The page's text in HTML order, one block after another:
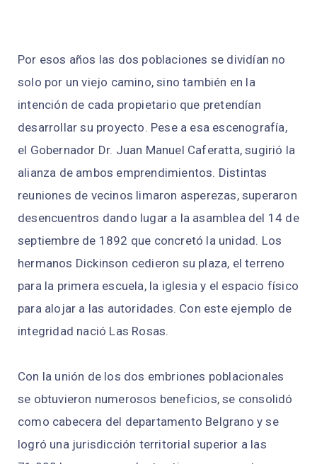
Por esos años las dos poblaciones se dividían no
solo por un viejo camino, sino también en la
intención de cada propietario que pretendían
desarrollar su proyecto. Pese a esa escenografía,
el Gobernador Dr. Juan Manuel Caferatta, sugirió la
alianza de ambos emprendimientos. Distintas
reuniones de vecinos limaron asperezas, superaron
desencuentros dando lugar a la asamblea del 14 de
septiembre de 1892 que concretó la unidad. Los
hermanos Dickinson cedieron su plaza, el terreno
para la primera escuela, la iglesia y el espacio físico
para alojar a las autoridades. Con este ejemplo de
integridad nació Las Rosas.
Con la unión de los dos embriones poblacionales
se obtuvieron numerosos beneficios, se consolidó
como cabecera del departamento Belgrano y se
logró una jurisdicción territorial superior a las